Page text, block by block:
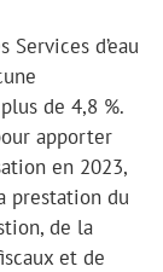
Services d’eau
de 4,8 %.
apporter
en 2023,
prestation du
de la
et de